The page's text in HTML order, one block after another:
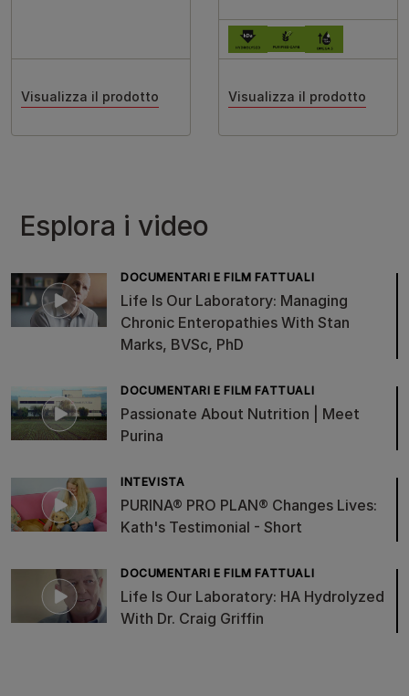
Visualizza il prodotto Visualizza il prodotto
Esplora i video
DOCUMENTARI E FILM FATTUALI
Life Is Our Laboratory: Managing
Chronic Enteropathies With Stan
Marks, BVSc, PhD
DOCUMENTARI E FILM FATTUALI
Passionate About Nutrition | Meet
Purina
INTEVISTA
PURINA® PRO PLAN® Changes Lives:
Kath's Testimonial - Short
DOCUMENTARI E FILM FATTUALI
Life Is Our Laboratory: HA Hydrolyzed
With Dr. Craig Griffin